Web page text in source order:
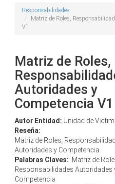
Responsabilidades
Matriz de Roles,
V1
Matriz de Roles,
Autoridades y
Competencia V1
Autor Entidad: Unidad de
Reseña:
Matriz de Roles,
Autoridades y Competencia
Palabras Claves: Matriz de
Responsabilidades Autoridades
Competencia